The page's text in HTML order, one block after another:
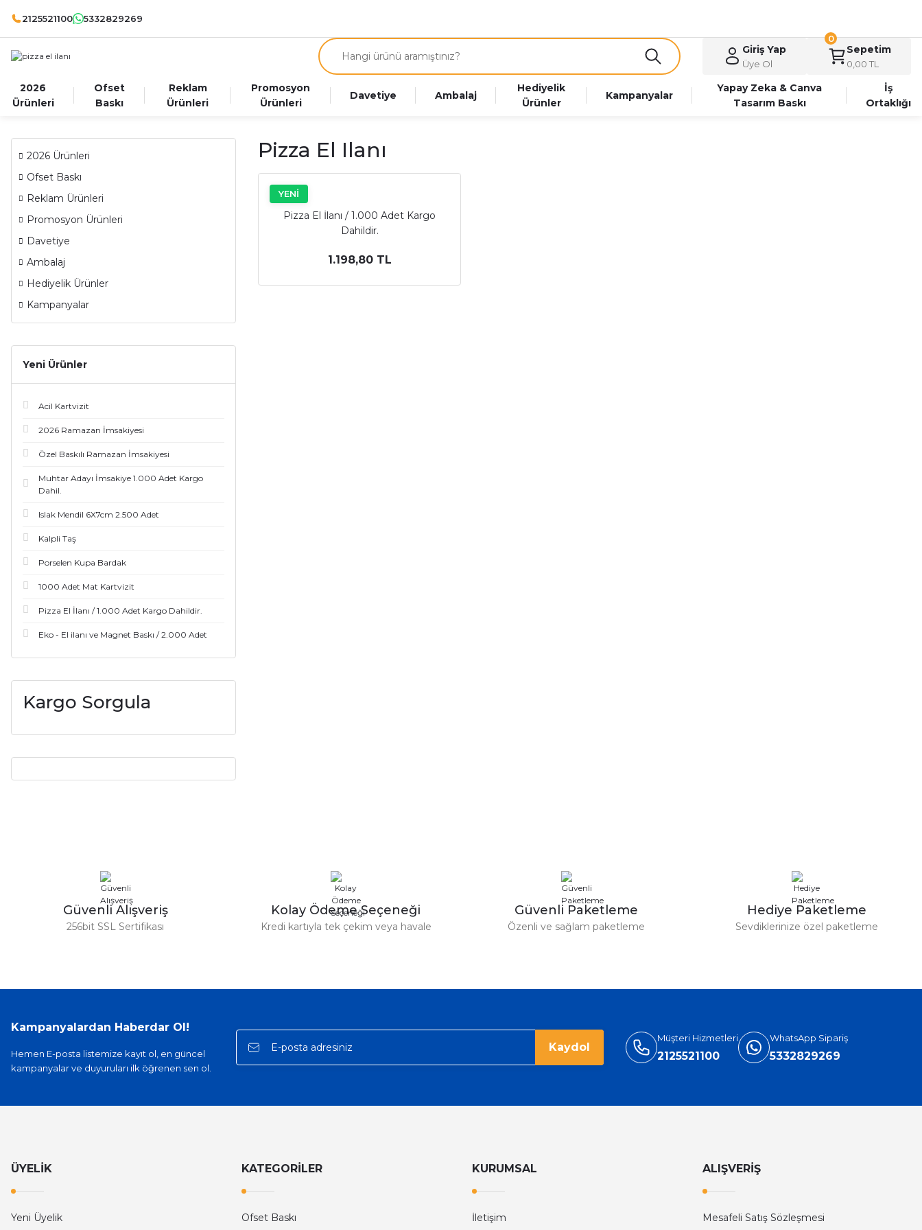
2125521100 5332829269
Giriş Yap
Üye Ol
Sepetim
0,00 TL
0
2026
Ürünleri
Ofset
Baskı
Reklam
Ürünleri
Promosyon
Ürünleri
Davetiye Ambalaj
Hediyelik
Ürünler
Kampanyalar
Yapay Zeka & Canva
Tasarım Baskı
İş
Ortaklığı
2026 Ürünleri
Ofset Baskı
Reklam Ürünleri
Promosyon Ürünleri
Davetiye
Ambalaj
Hediyelik Ürünler
Kampanyalar
Yeni Ürünler
Acil Kartvizit
2026 Ramazan İmsakiyesi
Özel Baskılı Ramazan İmsakiyesi
Muhtar Adayı İmsakiye 1.000 Adet Kargo
Dahil.
Islak Mendil 6X7cm 2.500 Adet
Kalpli Taş
Porselen Kupa Bardak
1000 Adet Mat Kartvizit
Pizza El İlanı / 1.000 Adet Kargo Dahildir.
Eko - El ilanı ve Magnet Baskı / 2.000 Adet
Kargo Sorgula
Pizza El Ilanı
YENİ
Pizza El İlanı / 1.000 Adet Kargo
Dahildir.
1.198,80 TL
Güvenli Alışveriş
256bit SSL Sertifikası
Kolay Ödeme Seçeneği
Kredi kartıyla tek çekim veya havale
Güvenli Paketleme
Özenli ve sağlam paketleme
Hediye Paketleme
Sevdiklerinize özel paketleme
Kampanyalardan Haberdar Ol!
Hemen E-posta listemize kayıt ol, en güncel
kampanyalar ve duyuruları ilk öğrenen sen ol.
Kaydol
Müşteri Hizmetleri
2125521100
WhatsApp Sipariş
5332829269
ÜYELİK
Yeni Üyelik
KATEGORİLER
Ofset Baskı
KURUMSAL
İletişim
ALIŞVERİŞ
Mesafeli Satış Sözleşmesi